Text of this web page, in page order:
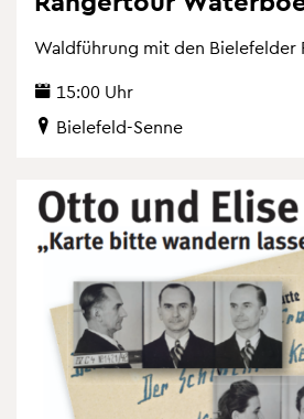
Wald­füh­rung mit den Bie­le­fel­der
15:00 Uhr
Bie­le­feld-Senne